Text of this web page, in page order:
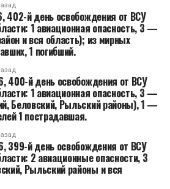
402-й день освобождения от ВСУ
1 авиационная опасность, 3 —
и вся область); из мирных
1 погибший.
400-й день освобождения от ВСУ
1 авиационная опасность, 3 —
Беловский, Рыльский районы), 1 —
1 пострадавшая.
399-й день освобождения от ВСУ
2 авиационные опасности, 3
Рыльский районы и вся